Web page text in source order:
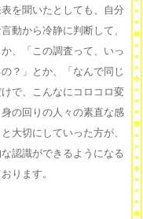
を聞いたとしても、自分
動から冷静に判断して、
、「この調査って、いっ
？」とか、「なんで同じ
で、こんなにコロコロ変
の回りの人々の素直な感
大切にしていった方が、
認識ができるようになる
ります。